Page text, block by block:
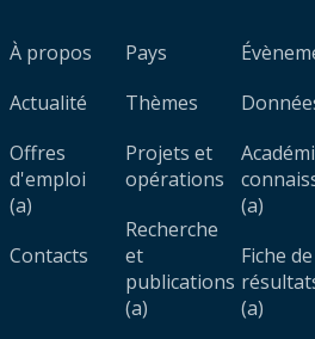
À propos
Actualité
Offres
d'emploi
(a)
Contacts
Pays
Thèmes
Projets et
opérations
Recherche
et
publications
(a)
(a)
Fiche de
(a)